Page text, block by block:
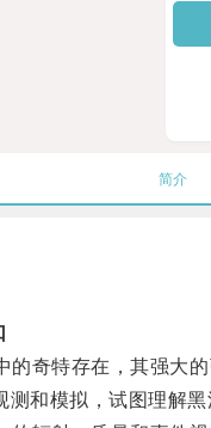
简介
奇特存在，其强大的
和模拟，试图理解黑